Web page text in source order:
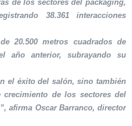
de los sectores del packaging,
38.361 interacciones
20.500 metros cuadrados de
año anterior, subrayando su
el éxito del salón, sino también
de los sectores del
afirma Oscar Barranco, director